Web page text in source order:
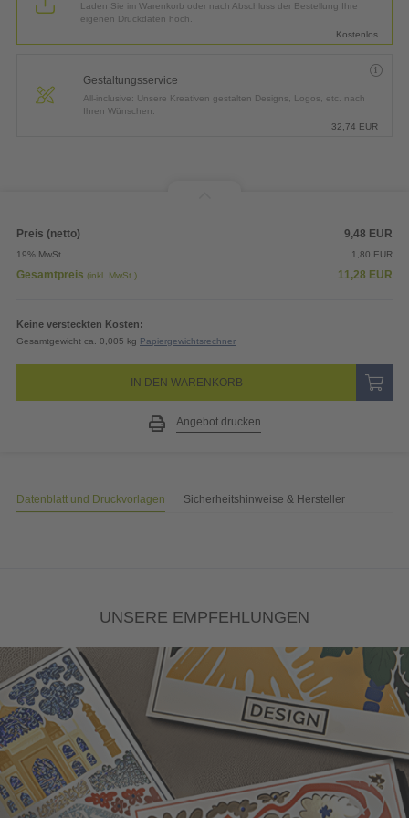
Laden Sie im Warenkorb oder nach Abschluss der Bestellung Ihre
eigenen Druckdaten hoch.
Kostenlos
Gestaltungsservice
All-inclusive: Unsere Kreativen gestalten Designs, Logos, etc. nach
Ihren Wünschen.
32,74 EUR
Preis (netto) 9,48 EUR
19% MwSt. 1,80 EUR
Gesamtpreis (inkl. MwSt.) 11,28 EUR
Keine versteckten Kosten:
Gesamtgewicht ca. 0,005 kg Papiergewichtsrechner
IN DEN WARENKORB
Angebot drucken
Datenblatt und Druckvorlagen Sicherheitshinweise & Hersteller
UNSERE EMPFEHLUNGEN